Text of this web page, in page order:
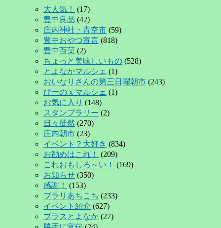
大人気！
(17)
豊中良品 (42)
庄内神社・青空市 (59)
豊中おやつ宣言 (818)
豊中百菓 (2)
ちょっと美味しいもの (528)
とよなかマルシェ (1)
おいなりさんの第三日曜朝市 (243)
びーのｘマルシェ (1)
お気に入り (148)
スタンプラリー (2)
日々徒然 (270)
庄内朝市 (23)
イベント？大好き (834)
お勧めはこれ！
(209)
これおもしろ～い！
(169)
お知らせ (350)
感謝！
(153)
ブラリあちこち (233)
イベント紹介 (627)
プラスとよなか (27)